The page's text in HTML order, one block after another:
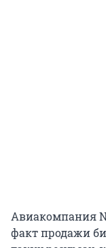
Авиакомпания
факт продажи